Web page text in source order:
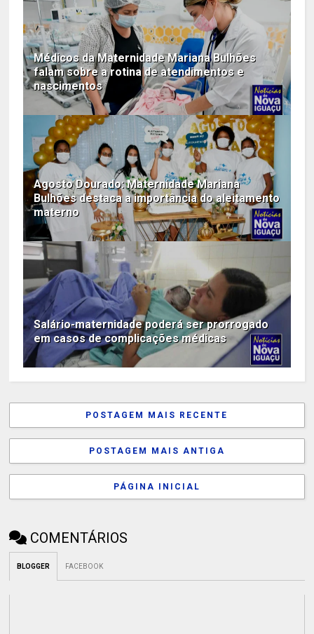
Médicos da Maternidade Mariana Bulhões
falam sobre a rotina de atendimentos e
nascimentos
Agosto Dourado: Maternidade Mariana
Bulhões destaca a importância do aleitamento
materno
Salário-maternidade poderá ser prorrogado
em casos de complicações médicas
POSTAGEM MAIS RECENTE
POSTAGEM MAIS ANTIGA
PÁGINA INICIAL
COMENTÁRIOS
BLOGGER FACEBOOK